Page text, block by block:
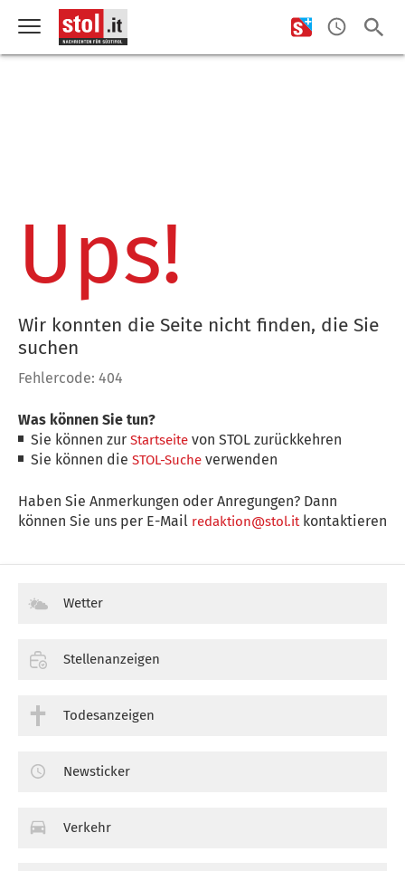
Ups!
Wir konnten die Seite nicht finden, die Sie
suchen
Fehlercode: 404
Was können Sie tun?
Sie können zurStartseite von STOL zurückkehren
Sie können dieSTOL-Suche verwenden
Haben Sie Anmerkungen oder Anregungen? Dann
können Sie uns per E-Mail redaktion@stol.itkontaktieren
Wetter
Stellenanzeigen
Todesanzeigen
Newsticker
Verkehr